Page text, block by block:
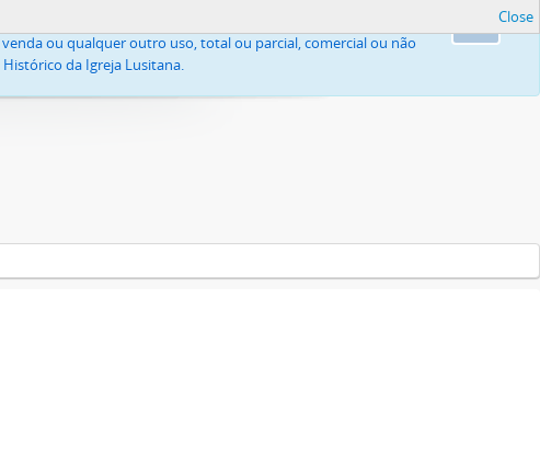
lei, nomeadamente pelo Código do Direito de Autor e Direitos
ou qualquer outro uso, total ou parcial, comercial ou não
da Igreja Lusitana.
Close